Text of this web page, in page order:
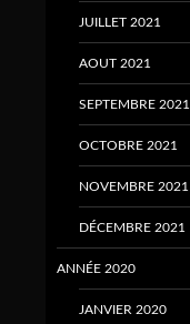
JUILLET 2021
AOUT 2021
SEPTEMBRE 2021
OCTOBRE 2021
NOVEMBRE 2021
DÉCEMBRE 2021
ANNÉE 2020
JANVIER 2020